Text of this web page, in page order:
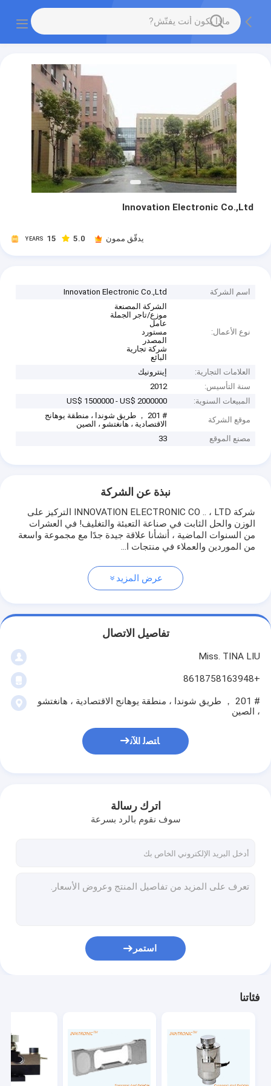
Innovation Electronic Co.,Ltd
15
YEARS 5.0 يدقّق ممون
اسم الشركة Innovation Electronic Co.,Ltd
نوع الأعمال:
الشركة المصنعة
موزع/تاجر الجملة
عامل
مستورد
المصدر
شركة تجارية
البائع
العلامات التجارية:
إينترونيك
سنة التأسيس:
2012
المبيعات السنوية:
US$ 1500000 - US$ 2000000
موقع الشركة
# 201 ， طريق شوندا ، منطقة يوهانج
الاقتصادية ، هانغتشو ، الصين
مصنع الموقع
33
نبذة عن الشركة
شركة INNOVATION ELECTRONIC CO .. ، LTD التركيز على
الوزن والحل الثابت في صناعة التعبئة والتغليف! في العشرات
من السنوات الماضية ، أنشأنا علاقة جيدة جدًا مع مجموعة واسعة
من الموردين والعملاء في منتجات ا...
عرض المزيد
تفاصيل الاتصال
Miss. TINA LIU
+8618758163948
# 201 ， طريق شوندا ، منطقة يوهانج الاقتصادية ، هانغتشو
، الصين
ﺎﺘﺼﻟ ﺍﻶﻧ
اترك رسالة
سوف نقوم بالرد بسرعة
استمر
فئاتنا